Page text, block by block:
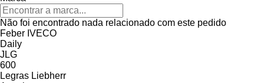
Não foi encontrado nada relacionado com este pedido
Feber IVECO
Daily
JLG
600
Legras Liebherr